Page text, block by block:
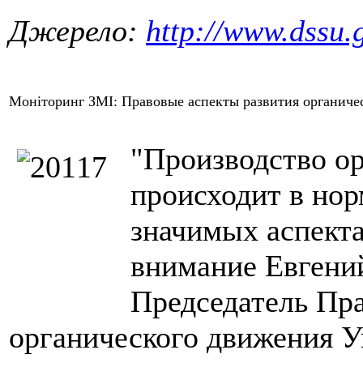
Джерело: http://
Моніторинг ЗМІ: Правовые аспекты развития
"Производство
происходит в
значимых
внимание
Председатель
органического движения